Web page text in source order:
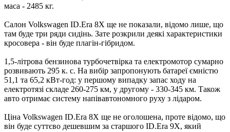
маса - 2485 кг.
Салон Volkswagen ID.Era 8X ще не показали, відомо лише, що
там буде три ряди сидінь. Зате розкрили деякі характеристики
кросовера - він буде плагін-гібридом.
1,5-літрова бензинова турбочетвірка та електромотор сумарно
розвивають 295 к. с. На вибір запропонують батареї ємністю
51,1 та 65,2 кВт-год: у першому випадку запас ходу на
електротязі складе 260-275 км, у другому - 330-345 км. Також
авто отримає систему напівавтономного руху з лідаром.
Ціна Volkswagen ID.Era 8X ще не оголошена, проте відомо, що
він буде суттєво дешевшим за старшого ID.Era 9X, який